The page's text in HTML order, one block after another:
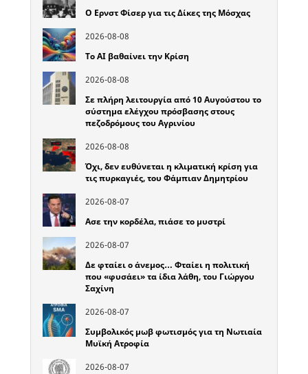
Ο Ερνστ Φίσερ για τις Δίκες της Μόσχας
2026-08-08
Το ΑΙ βαθαίνει την Κρίση
2026-08-08
Σε πλήρη λειτουργία από 10 Αυγούστου το
σύστημα ελέγχου πρόσβασης στους
πεζοδρόμους του Αγρινίου
2026-08-08
Όχι, δεν ευθύνεται η κλιματική κρίση για
τις πυρκαγιές, του Φάμπιαν Δημητρίου
2026-08-07
Ασε την κορδέλα, πιάσε το μυστρί
2026-08-07
Δε φταίει ο άνεμος… Φταίει η πολιτική
που «φυσάει» τα ίδια λάθη, του Γιώργου
Σαχίνη
2026-08-07
Συμβολικός μωβ φωτισμός για τη Νωτιαία
Μυϊκή Ατροφία
2026-08-07